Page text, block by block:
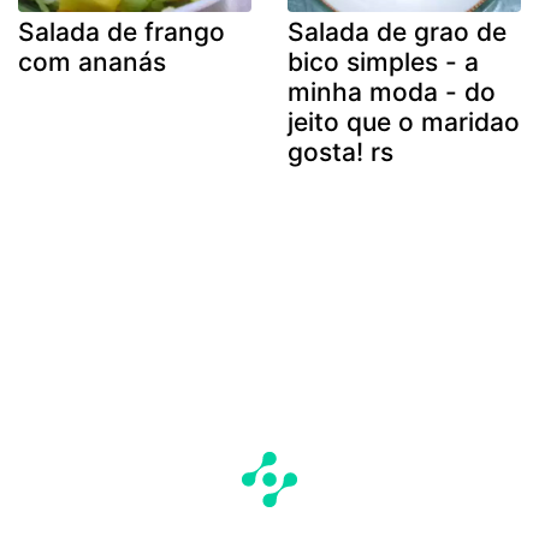
Salada de frango
com ananás
Salada de grao de
bico simples - a
minha moda - do
jeito que o maridao
gosta! rs